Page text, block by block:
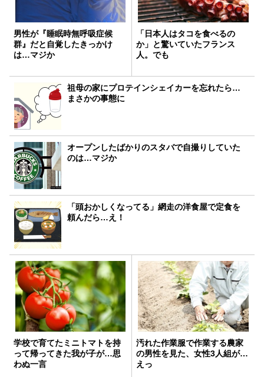
男性が『睡眠時無呼吸症候
群』だと自覚したきっかけ
は…マジか
「日本人はタコを食べるの
か」と驚いていたフランス
人。でも
祖母の家にプロテインシェイカーを忘れたら…
まさかの事態に
オープンしたばかりのスタバで自撮りしていた
のは…マジか
「頭おかしくなってる」網走の洋食屋で定食を
頼んだら…え！
学校で育てたミニトマトを持
って帰ってきた我が子が…思
わぬ一言
汚れた作業服で作業する農家
の男性を見た、女性3人組が…
えっ